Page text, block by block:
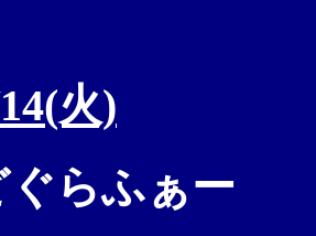
火)
らふぁー